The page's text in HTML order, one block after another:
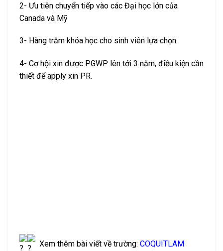
2- Ưu tiên chuyển tiếp vào các Đại học lớn của
Canada và Mỹ
3- Hàng trăm khóa học cho sinh viên lựa chọn
4- Cơ hội xin được PGWP lên tới 3 năm, điều kiện cần
thiết để apply xin PR.
Xem thêm bài viết về trường: COQUITLAM